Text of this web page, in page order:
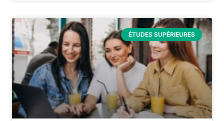
ÉTUDES SUPÉRIEURES